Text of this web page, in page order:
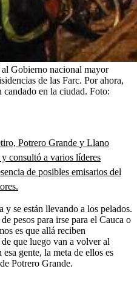
Gobierno nacional mayor
de las Farc. Por ahora,
en la ciudad. Foto:
Potrero Grande y Llano
consultó a varios líderes
de posibles emisarios del
se están llevando a los pelados.
pesos para irse para el Cauca o
es que allá reciben
que luego van a volver al
gente, la meta de ellos es
Potrero Grande.